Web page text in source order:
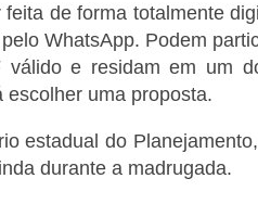
de forma totalmente
WhatsApp. Podem
válido e residam em um
escolher uma proposta.
estadual do
durante a madrugada.